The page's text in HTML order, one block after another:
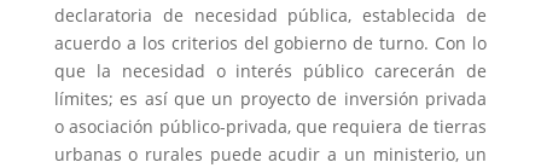
declaratoria de necesidad pública, establecida de
acuerdo a los criterios del gobierno de turno. Con lo
que la necesidad o interés público carecerán de
límites; es así que un proyecto de inversión privada
o asociación público-privada, que requiera de tierras
urbanas o rurales puede acudir a un ministerio, un